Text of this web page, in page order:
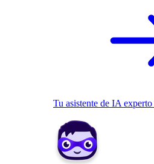
Tu asistente de IA